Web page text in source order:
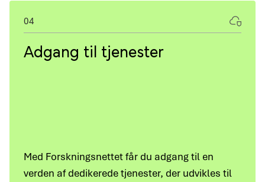
04
Adgang til tjenester
Med Forskningsnettet får du adgang til en
verden af dedikerede tjenester, der udvikles til